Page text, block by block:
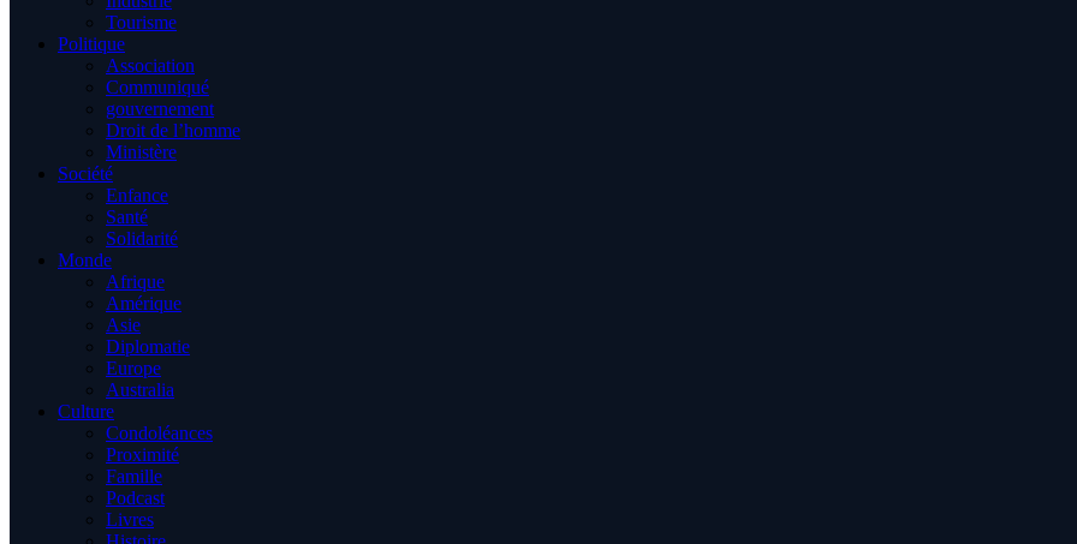
Tourisme
Politique
Association
Communiqué
gouvernement
Droit de l’homme
Ministère
Société
Enfance
Santé
Solidarité
Monde
Afrique
Amérique
Asie
Diplomatie
Europe
Australia
Culture
Condoléances
Proximité
Famille
Podcast
Livres